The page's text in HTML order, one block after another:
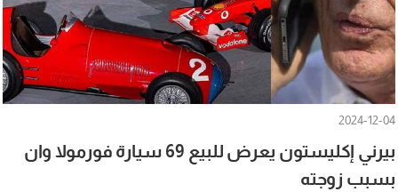
2024-12-04
بيرني إكليستون يعرض للبيع 69 سيارة فورمولا وان
بسبب زوجته